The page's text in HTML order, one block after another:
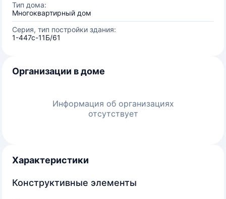
Тип дома:
Многоквартирный дом
Серия, тип постройки здания:
1-447с-11Б/61
Организации в доме
Информация об организациях
отсутствует
Характеристики
Конструктивные элементы